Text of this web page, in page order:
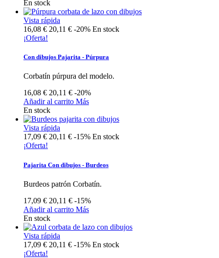
En stock
Vista rápida
16,08 € 20,11 € -20% En stock
¡Oferta!
Con dibujos Pajarita - Púrpura
Corbatín púrpura del modelo.
16,08 € 20,11 € -20%
Añadir al carrito Más
En stock
Vista rápida
17,09 € 20,11 € -15% En stock
¡Oferta!
Pajarita Con dibujos - Burdeos
Burdeos patrón Corbatín.
17,09 € 20,11 € -15%
Añadir al carrito Más
En stock
Vista rápida
17,09 € 20,11 € -15% En stock
¡Oferta!